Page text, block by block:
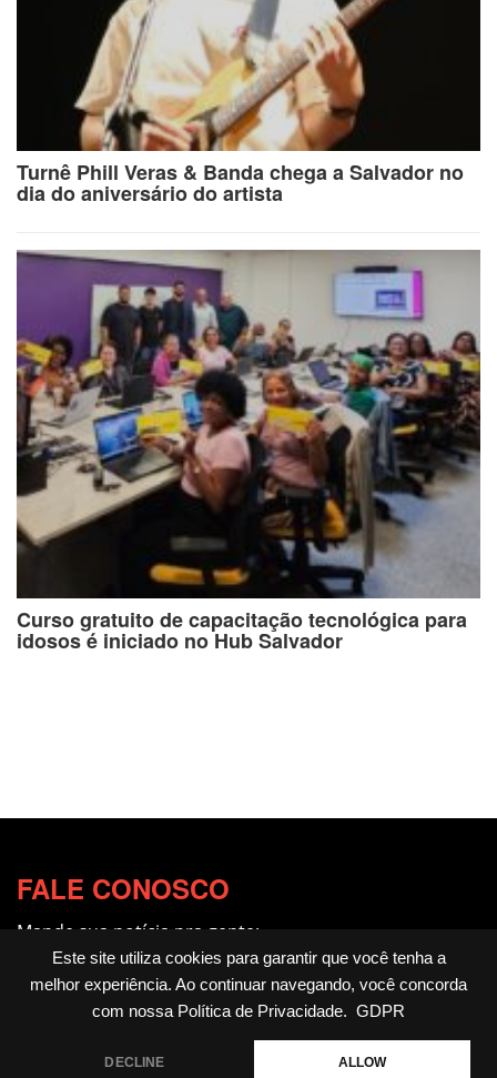
Este site utiliza cookies para garantir que você tenha a
melhor experiência. Ao continuar navegando, você concorda
com nossa Política de Privacidade. GDPR
DECLINE ALLOW
Turnê Phill Veras & Banda chega a Salvador no
dia do aniversário do artista
Curso gratuito de capacitação tecnológica para
idosos é iniciado no Hub Salvador
FALE CONOSCO
Mande sua notícia pra gente:
redacao@fotocitando.com.br
Políticas de Privacidade
Fotocitando